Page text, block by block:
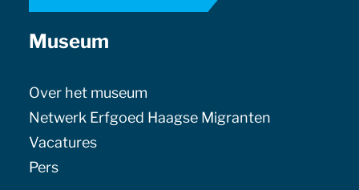
Museum
Over het museum
Netwerk Erfgoed Haagse Migranten
Vacatures
Pers